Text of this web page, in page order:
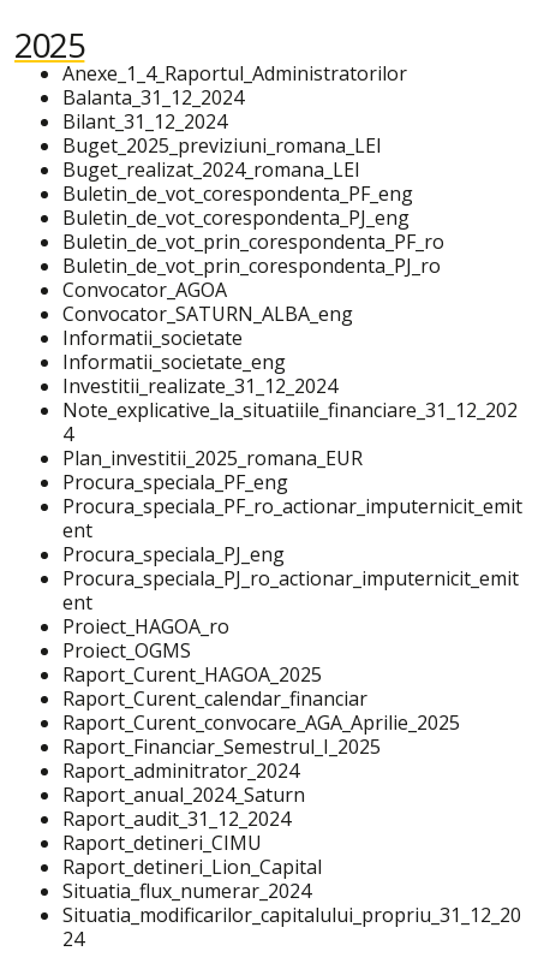
2025
Anexe_1_4_Raportul_Administratorilor
Balanta_31_12_2024
Bilant_31_12_2024
Buget_2025_previziuni_romana_LEI
Buget_realizat_2024_romana_LEI
Buletin_de_vot_corespondenta_PF_eng
Buletin_de_vot_corespondenta_PJ_eng
Buletin_de_vot_prin_corespondenta_PF_ro
Buletin_de_vot_prin_corespondenta_PJ_ro
Convocator_AGOA
Convocator_SATURN_ALBA_eng
Informatii_societate
Informatii_societate_eng
Investitii_realizate_31_12_2024
Note_explicative_la_situatiile_financiare_31_12_202
4
Plan_investitii_2025_romana_EUR
Procura_speciala_PF_eng
Procura_speciala_PF_ro_actionar_imputernicit_emit
ent
Procura_speciala_PJ_eng
Procura_speciala_PJ_ro_actionar_imputernicit_emit
ent
Proiect_HAGOA_ro
Proiect_OGMS
Raport_Curent_HAGOA_2025
Raport_Curent_calendar_financiar
Raport_Curent_convocare_AGA_Aprilie_2025
Raport_Financiar_Semestrul_I_2025
Raport_adminitrator_2024
Raport_anual_2024_Saturn
Raport_audit_31_12_2024
Raport_detineri_CIMU
Raport_detineri_Lion_Capital
Situatia_flux_numerar_2024
Situatia_modificarilor_capitalului_propriu_31_12_20
24